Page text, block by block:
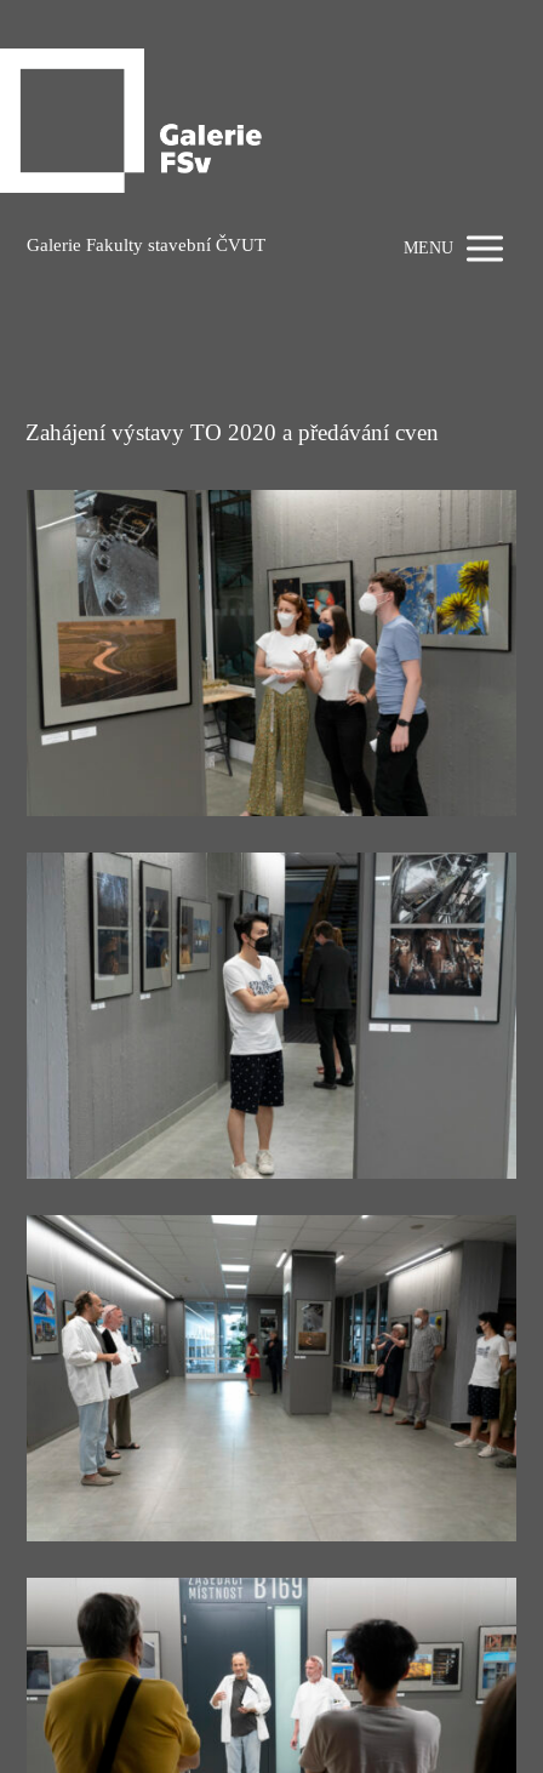
Galerie Fakulty stavební ČVUT MENU
Zahájení výstavy TO 2020 a předávání cven